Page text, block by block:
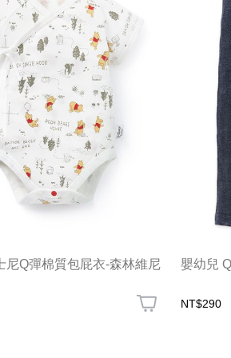
尼Q彈棉質包屁衣-森林維尼 嬰幼兒
NT$290